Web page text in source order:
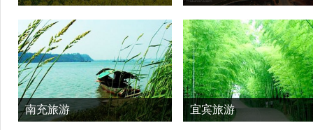
南充旅游 宜宾旅游